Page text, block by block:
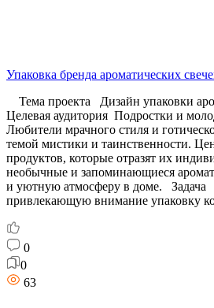
Упаковка бренда ароматических
Тема проекта Дизайн упаковки
Целевая аудитория Подростки и
Любители мрачного стиля и
темой мистики и таинственности.
продуктов, которые отразят их
необычные и запоминающиеся
и уютную атмосферу в доме. Задача
привлекающую внимание упаковку
0
0
63